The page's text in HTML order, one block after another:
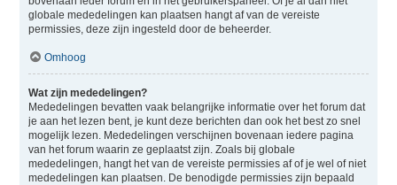
globale mededelingen kan plaatsen hangt af van de vereiste
permissies, deze zijn ingesteld door de beheerder.
Omhoog
Wat zijn mededelingen?
Mededelingen bevatten vaak belangrijke informatie over het forum dat
je aan het lezen bent, je kunt deze berichten dan ook het best zo snel
mogelijk lezen. Mededelingen verschijnen bovenaan iedere pagina
van het forum waarin ze geplaatst zijn. Zoals bij globale
mededelingen, hangt het van de vereiste permissies af of je wel of niet
mededelingen kan plaatsen. De benodigde permissies zijn bepaald